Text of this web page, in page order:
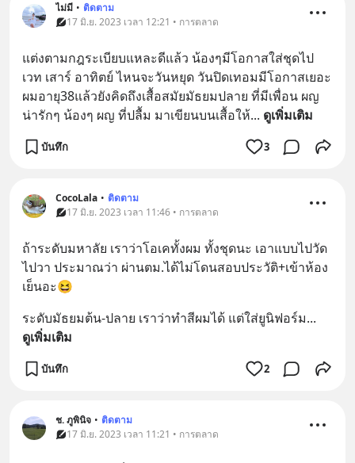
ไม่มี • ติดตาม
17 มิ.ย. 2023 เวลา 12:21 • การตลาด
แต่งตามกฎระเบียบแหละดีแล้ว น้องๆมีโอกาสใส่ชุดไป
เวท เสาร์ อาทิตย์ ไหนจะวันหยุด วันปิดเทอมมีโอกาสเยอะ
ผมอายุ38แล้วยังคิดถึงเสื้อสมัยมัธยมปลาย ที่มีเพื่อน ผญ
น่ารักๆ น้องๆ ผญ ที่ปลื้ม มาเขียนบนเสื้อให้... ดูเพิ่มเติม
บันทึก 3
CocoLala • ติดตาม
17 มิ.ย. 2023 เวลา 11:46 • การตลาด
ถ้าระดับมหาลัย เราว่าโอเคทั้งผม ทั้งชุดนะ เอาแบบไปวัด
ไปวา ประมาณว่า ผ่านตม.ได้ไม่โดนสอบประวัติ+เข้าห้อง
เย็นอะ😆
ระดับมัธยมต้น-ปลาย เราว่าทำสีผมได้ แต่ใส่ยูนิฟอร์ม...
ดูเพิ่มเติม
บันทึก 2
ช. ภูพินิจ • ติดตาม
17 มิ.ย. 2023 เวลา 11:21 • การตลาด